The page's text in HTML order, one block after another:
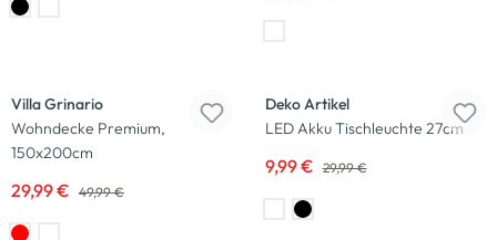
Villa Grinario
Wohndecke Premium,
150x200cm
29,99 € 49,99 €
Deko Artikel
LED Akku Tischleuchte 27cm
9,99 € 29,99 €